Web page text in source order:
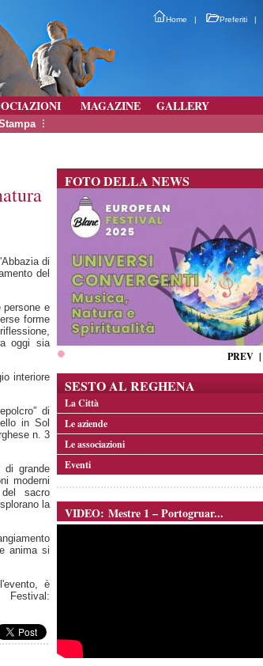
Home | Preferiti |
MAGAZINE GALLERY
di
del
persone e
forme
oggi sia
interiore
di
in Sol
n. 3
di grande
moderni
del sacro
la
anima si
è
FOTO DELLA NEWS
PREV |
SESTO AL REGHENA
La Città
Le aziende
Le associazioni
Eventi
VIDEO: Mestre 1 – Portogruar...